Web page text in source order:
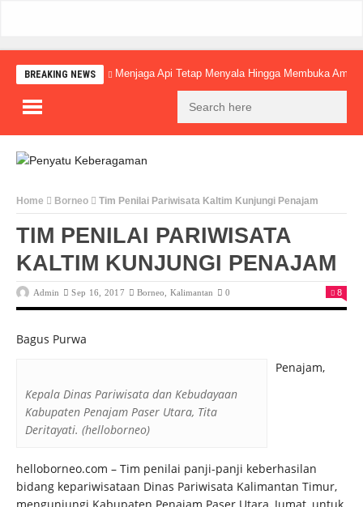
BREAKING NEWS Menjaga Api Tetap Menyala Hingga Membuka
Home Borneo Tim Penilai Pariwisata Kaltim Kunjungi Penajam
TIM PENILAI PARIWISATA
KALTIM KUNJUNGI PENAJAM
Admin Sep 16, 2017 Borneo Kalimantan 0 8
Bagus Purwa
Kepala Dinas Pariwisata dan Kebudayaan
Kabupaten Penajam Paser Utara, Tita
Deritayati. (helloborneo)
Penajam,
helloborneo.com – Tim penilai panji-panji keberhasilan
bidang kepariwisataan Dinas Pariwisata Kalimantan Timur,